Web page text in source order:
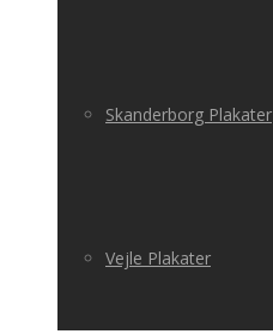
Skanderborg Plakater
Vejle Plakater